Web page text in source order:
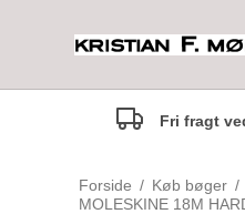
Fri fragt
Forside / Køb bøger /
MOLESKINE 18M